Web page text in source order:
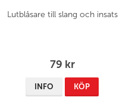
Lutblåsare till slang och insats
79 kr
INFO KÖP